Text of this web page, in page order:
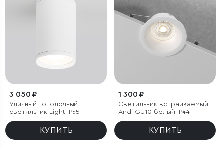
3 050 ₽
Уличный потолочный
светильник Light IP65
КУПИТЬ
1 300 ₽
Светильник встраиваемый
Andi GU10 белый IP44
КУПИТЬ